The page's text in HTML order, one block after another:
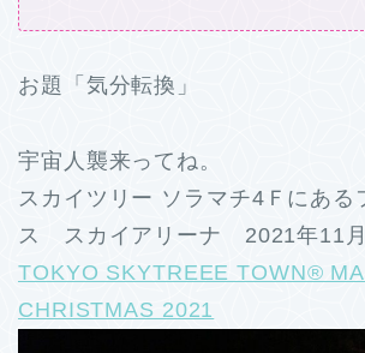
お題「気分転換」
宇宙人襲来ってね。
スカイツリー ソラマチ4Ｆにある
ス スカイアリーナ 2021年11月
TOKYO SKYTREEE TOWN®
CHRISTMAS 2021